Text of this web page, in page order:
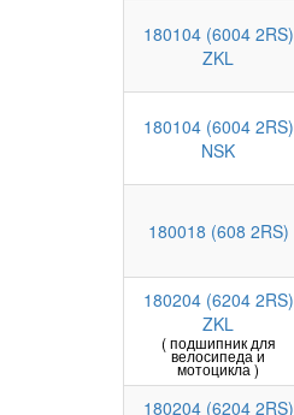
180104 (6004 2RS)
ZKL
180104 (6004 2RS)
NSK
180018 (608 2RS)
180204 (6204 2RS)
ZKL
( подшипник для
велосипеда и
мотоцикла )
180204 (6204 2RS)